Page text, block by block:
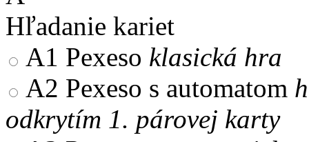
Hľadanie kariet
A1 Pexeso klasická hra
A2 Pexeso s automatom
odkrytím 1. párovej karty